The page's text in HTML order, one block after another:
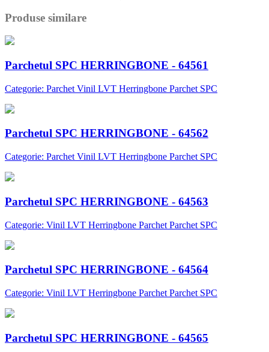
Produse similare
Parchetul SPC HERRINGBONE - 64561
Categorie: Parchet Vinil LVT Herringbone Parchet SPC
Parchetul SPC HERRINGBONE - 64562
Categorie: Parchet Vinil LVT Herringbone Parchet SPC
Parchetul SPC HERRINGBONE - 64563
Categorie: Vinil LVT Herringbone Parchet Parchet SPC
Parchetul SPC HERRINGBONE - 64564
Categorie: Vinil LVT Herringbone Parchet Parchet SPC
Parchetul SPC HERRINGBONE - 64565